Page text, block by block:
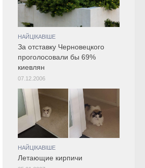
НАЙЦІКАВІШЕ
За отставку Черновецкого
проголосовали бы 69%
киевлян
07.12.2006
НАЙЦІКАВІШЕ
Летающие кирпичи